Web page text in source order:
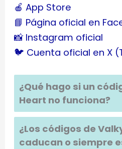
🍎 App Store
📘 Página oficial en
📸 Instagram oficial
🐦 Cuenta oficial en X
¿Qué hago si un
Heart no funciona?
¿Los códigos de
caducan o siempre